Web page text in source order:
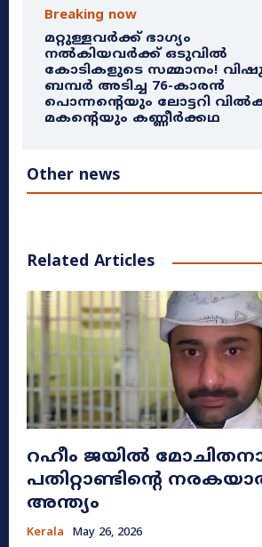
Breaking now
മറ്റുള്ളവർക്ക് ഭാഗ്യം
നൽകിയവർക്ക് ഒടുവിൽ
കോടികളുടെ സമ്മാനം!
ബമ്പർ അടിച്ച 76-കാരൻ
പൊന്നന്റെയും ലോട്ടറി
മകന്റെയും കണ്ണീർക്കഥ
Other news
Related Articles
റഹീം ജയിൽ
പതിറ്റാണ്ടിന്റെ
അന്ത്യം
Kerala May 26, 2026